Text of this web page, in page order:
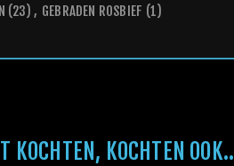
(23) , GEBRADEN ROSBIEF (1)
KOCHTEN, KOCHTEN OOK..